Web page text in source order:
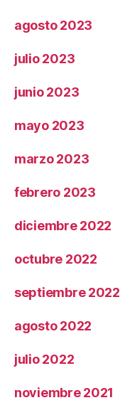
agosto 2023
julio 2023
junio 2023
mayo 2023
marzo 2023
febrero 2023
diciembre 2022
octubre 2022
septiembre 2022
agosto 2022
julio 2022
noviembre 2021